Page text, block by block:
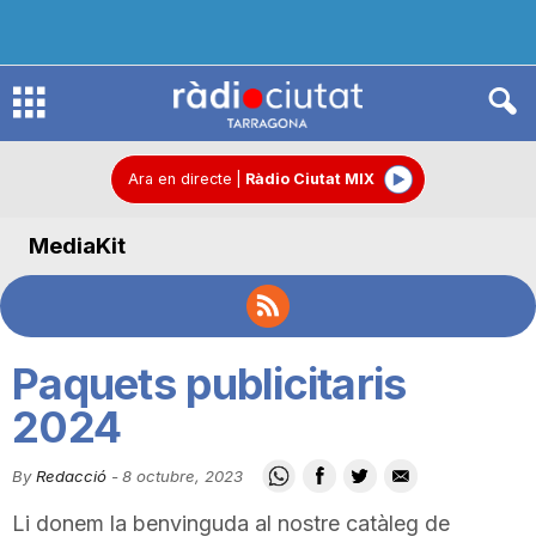
R
d
o
C
Ara en directe Ràdio Ciutat MIX
MediaKit
Paquets publicitaris
2024
By Redacció -8 octubre, 2023
Li donem la benvinguda al nostre catàleg de